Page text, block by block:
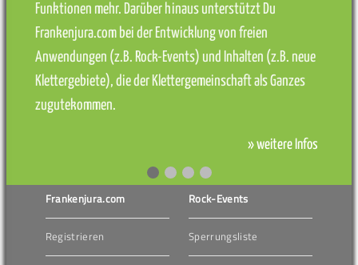
Funktionen mehr. Darüber hinaus unterstützt Du
Frankenjura.com bei der Entwicklung von freien
Anwendungen (z.B. Rock-Events) und Inhalten (z.B. neue
Klettergebiete), die der Klettergemeinschaft als Ganzes
zugutekommen.
» weitere Infos
Frankenjura.com
Registrieren
Rock-Events
Sperrungsliste